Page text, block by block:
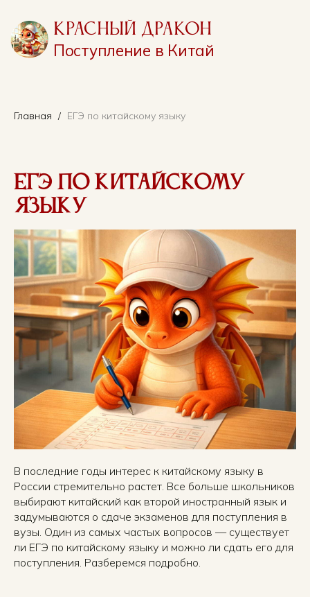
Поступление в Китай
Красный Дракон
Главная ЕГЭ по китайскому языку
ЕГЭ по китайскому
языку
В последние годы интерес к китайскому языку в
России стремительно растет. Все больше школьников
выбирают китайский как второй иностранный язык и
задумываются о сдаче экзаменов для поступления в
вузы. Один из самых частых вопросов — существует
ли ЕГЭ по китайскому языку и можно ли сдать его для
поступления. Разберемся подробно.